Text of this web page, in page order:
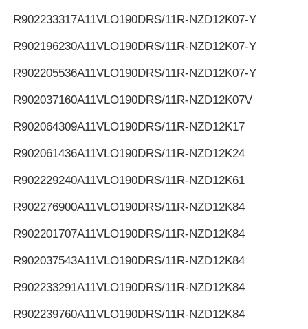
R902233317A11VLO190DRS/11R-NZD12K07-Y
R902196230A11VLO190DRS/11R-NZD12K07-Y
R902205536A11VLO190DRS/11R-NZD12K07-Y
R902037160A11VLO190DRS/11R-NZD12K07V
R902064309A11VLO190DRS/11R-NZD12K17
R902061436A11VLO190DRS/11R-NZD12K24
R902229240A11VLO190DRS/11R-NZD12K61
R902276900A11VLO190DRS/11R-NZD12K84
R902201707A11VLO190DRS/11R-NZD12K84
R902037543A11VLO190DRS/11R-NZD12K84
R902233291A11VLO190DRS/11R-NZD12K84
R902239760A11VLO190DRS/11R-NZD12K84